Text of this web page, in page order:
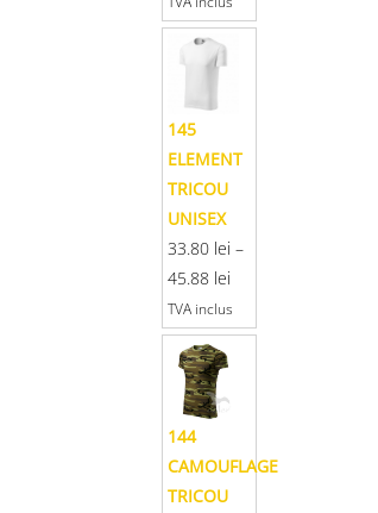
145
ELEMENT
TRICOU
UNISEX
33.80 lei –
45.88 lei
TVA inclus
144
CAMOUFLAGE
TRICOU